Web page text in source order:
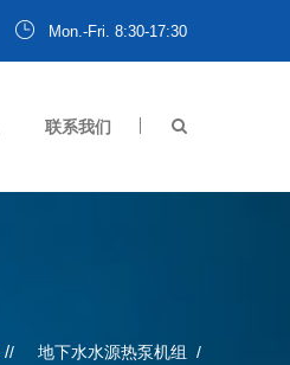
Mon.-Fri. 8:30-17:30
联系我们
/ 地下水水源热泵机组